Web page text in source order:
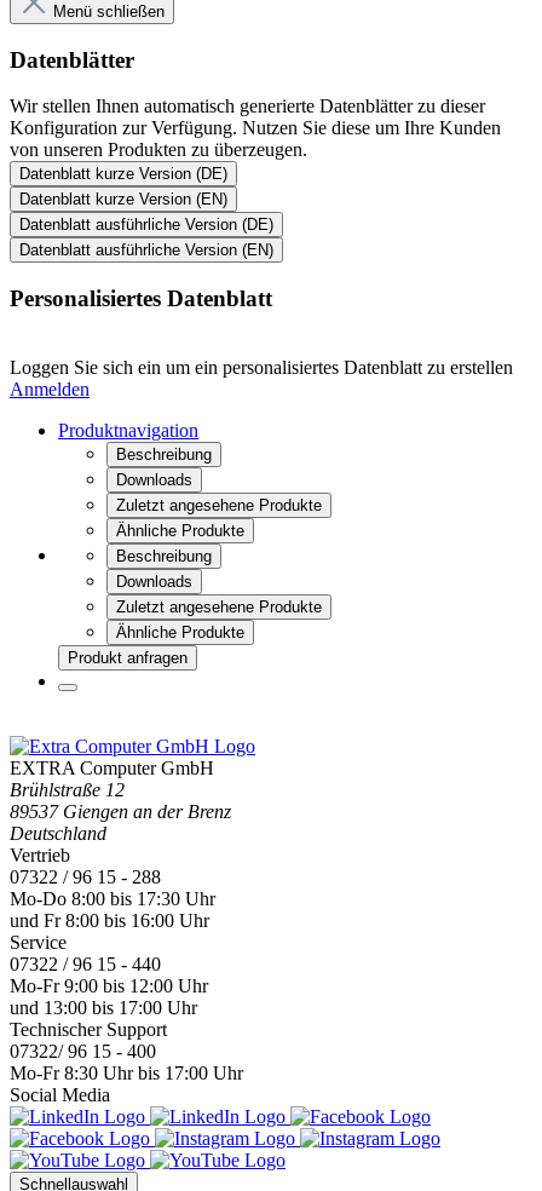
Menü schließen
Datenblätter
Wir stellen Ihnen automatisch generierte Datenblätter zu dieser
Konfiguration zur Verfügung. Nutzen Sie diese um Ihre Kunden
von unseren Produkten zu überzeugen.
Datenblatt kurze Version (DE)
Datenblatt kurze Version (EN)
Datenblatt ausführliche Version (DE)
Datenblatt ausführliche Version (EN)
Personalisiertes Datenblatt
Loggen Sie sich ein um ein personalisiertes Datenblatt zu erstellen
Anmelden
Produktnavigation
Beschreibung
Downloads
Zuletzt angesehene Produkte
Ähnliche Produkte
Beschreibung
Downloads
Zuletzt angesehene Produkte
Ähnliche Produkte
Produkt anfragen
EXTRA Computer GmbH
Brühlstraße 12
89537 Giengen an der Brenz
Deutschland
Vertrieb
07322 / 96 15 - 288
Mo-Do 8:00 bis 17:30 Uhr
und Fr 8:00 bis 16:00 Uhr
Service
07322 / 96 15 - 440
Mo-Fr 9:00 bis 12:00 Uhr
und 13:00 bis 17:00 Uhr
Technischer Support
07322/ 96 15 - 400
Mo-Fr 8:30 Uhr bis 17:00 Uhr
Social Media
Schnellauswahl